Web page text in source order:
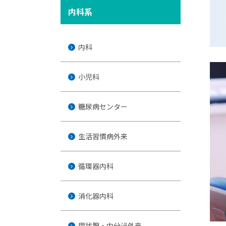
内科系
内科
小児科
糖尿病センター
生活習慣病外来
循環器内科
消化器内科